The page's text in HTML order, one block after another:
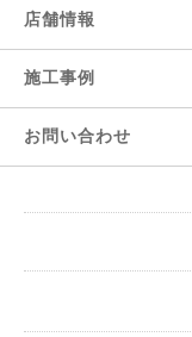
店舗情報
施工事例
お問い合わせ